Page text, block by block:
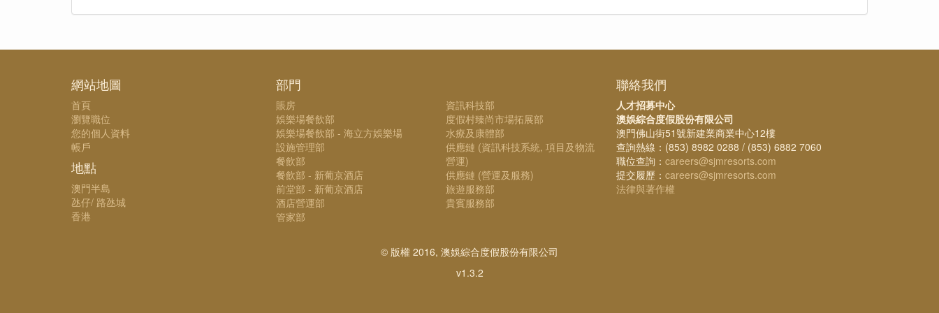
網站地圖
首頁
瀏覽職位
您的個人資料
帳戶
地點
澳門半島
氹仔/ 路氹城
香港
部門
賬房
娛樂場餐飲部
娛樂場餐飲部 - 海立方娛樂場
設施管理部
餐飲部
餐飲部 - 新葡京酒店
前堂部 - 新葡京酒店
酒店營運部
管家部
資訊科技部
度假村臻尚市場拓展部
水療及康體部
供應鏈 (資訊科技系統, 項目及物流
營運)
供應鏈 (營運及服務)
旅遊服務部
貴賓服務部
聯絡我們
人才招募中心
澳娛綜合度假股份有限公司
澳門佛山街51號新建業商業中心12樓
查詢熱線：(853) 8982 0288 / (853) 6882 7060
職位查詢： careers@sjmresorts.com
提交履歷： careers@sjmresorts.com
法律與著作權
© 版權 2016, 澳娛綜合度假股份有限公司
v1.3.2